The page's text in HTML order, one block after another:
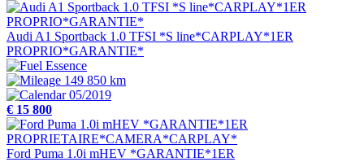
Audi A1 Sportback 1.0 TFSI *S line*CARPLAY*1ER
PROPRIO*GARANTIE*
Essence
149 850 km
05/2019
€ 15 800
Ford Puma 1.0i mHEV *GARANTIE*1ER